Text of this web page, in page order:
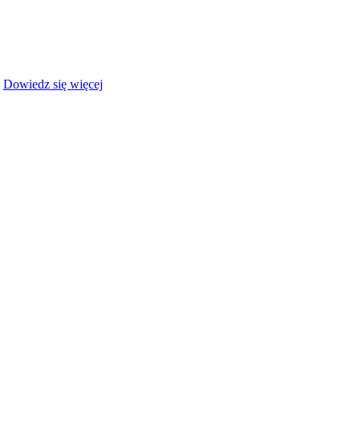
Dowiedz się więcej